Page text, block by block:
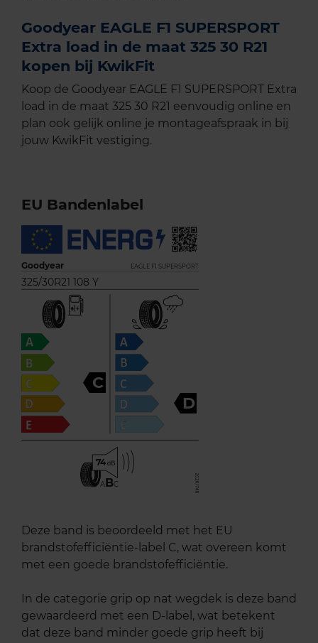
Goodyear EAGLE F1 SUPERSPORT
Extra load in de maat 325 30 R21
kopen bij KwikFit
Koop de Goodyear EAGLE F1 SUPERSPORT Extra
load in de maat 325 30 R21 eenvoudig online en
plan ook gelijk online je montageafspraak in bij
jouw KwikFit vestiging.
EU Bandenlabel
Goodyear EAGLE F1 SUPERSPORT
325/30R21 108 Y
C
D
74
ABC
Deze band is beoordeeld met het EU
brandstofefficiëntie-label C, wat overeen komt
met een goede brandstofefficiëntie.
In de categorie grip op nat wegdek is deze band
gewaardeerd met een D-label, wat betekent
dat deze band minder goede grip heeft bij